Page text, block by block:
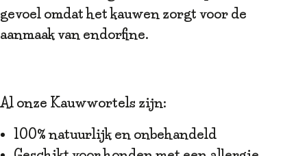
gevoel omdat het kauwen zorgt voor de
aanmaak van endorfine.
Al onze Kauwwortels zijn:
100% natuurlijk en onbehandeld